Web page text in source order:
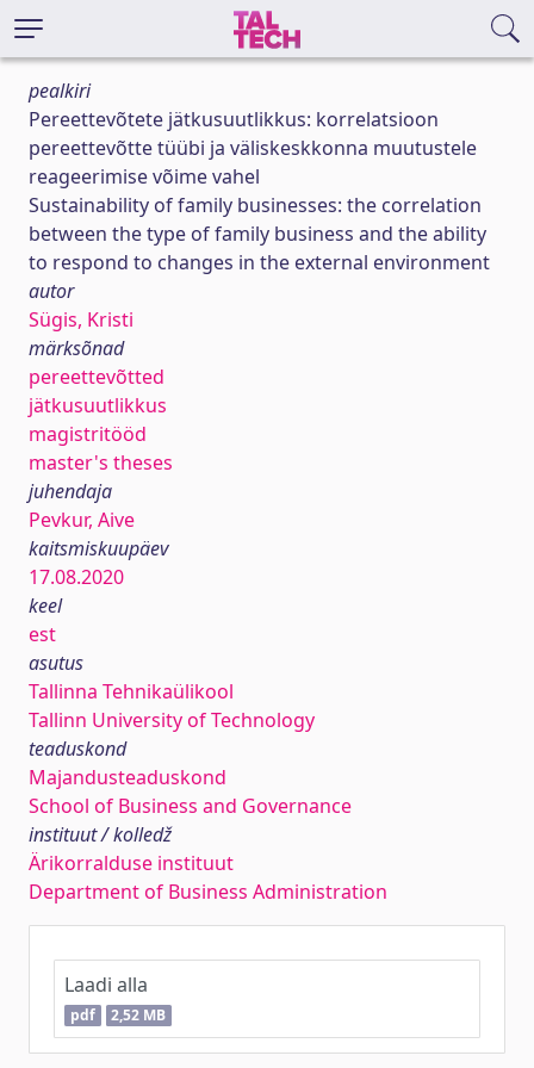
pealkiri
Pereettevõtete jätkusuutlikkus: korrelatsioon
pereettevõtte tüübi ja väliskeskkonna muutustele
reageerimise võime vahel
Sustainability of family businesses: the correlation
between the type of family business and the ability
to respond to changes in the external environment
autor
Sügis, Kristi
märksõnad
pereettevõtted
jätkusuutlikkus
magistritööd
master's theses
juhendaja
Pevkur, Aive
kaitsmiskuupäev
17.08.2020
keel
est
asutus
Tallinna Tehnikaülikool
Tallinn University of Technology
teaduskond
Majandusteaduskond
School of Business and Governance
instituut / kolledž
Ärikorralduse instituut
Department of Business Administration
Laadi alla
pdf 2,52 MB